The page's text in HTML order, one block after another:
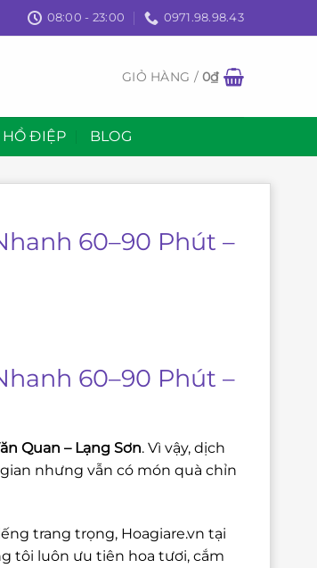
08:00 - 23:00 0971.98.98.43
GIỎ HÀNG /0₫
HỒ ĐIỆP BLOG
60–90 Phút –
60–90 Phút –
Quan – Lạng Sơn. Vì vậy, dịch
nhưng vẫn có món quà chỉn
trang trọng, Hoagiare.vn tại
tôi luôn ưu tiên hoa tươi, cắm